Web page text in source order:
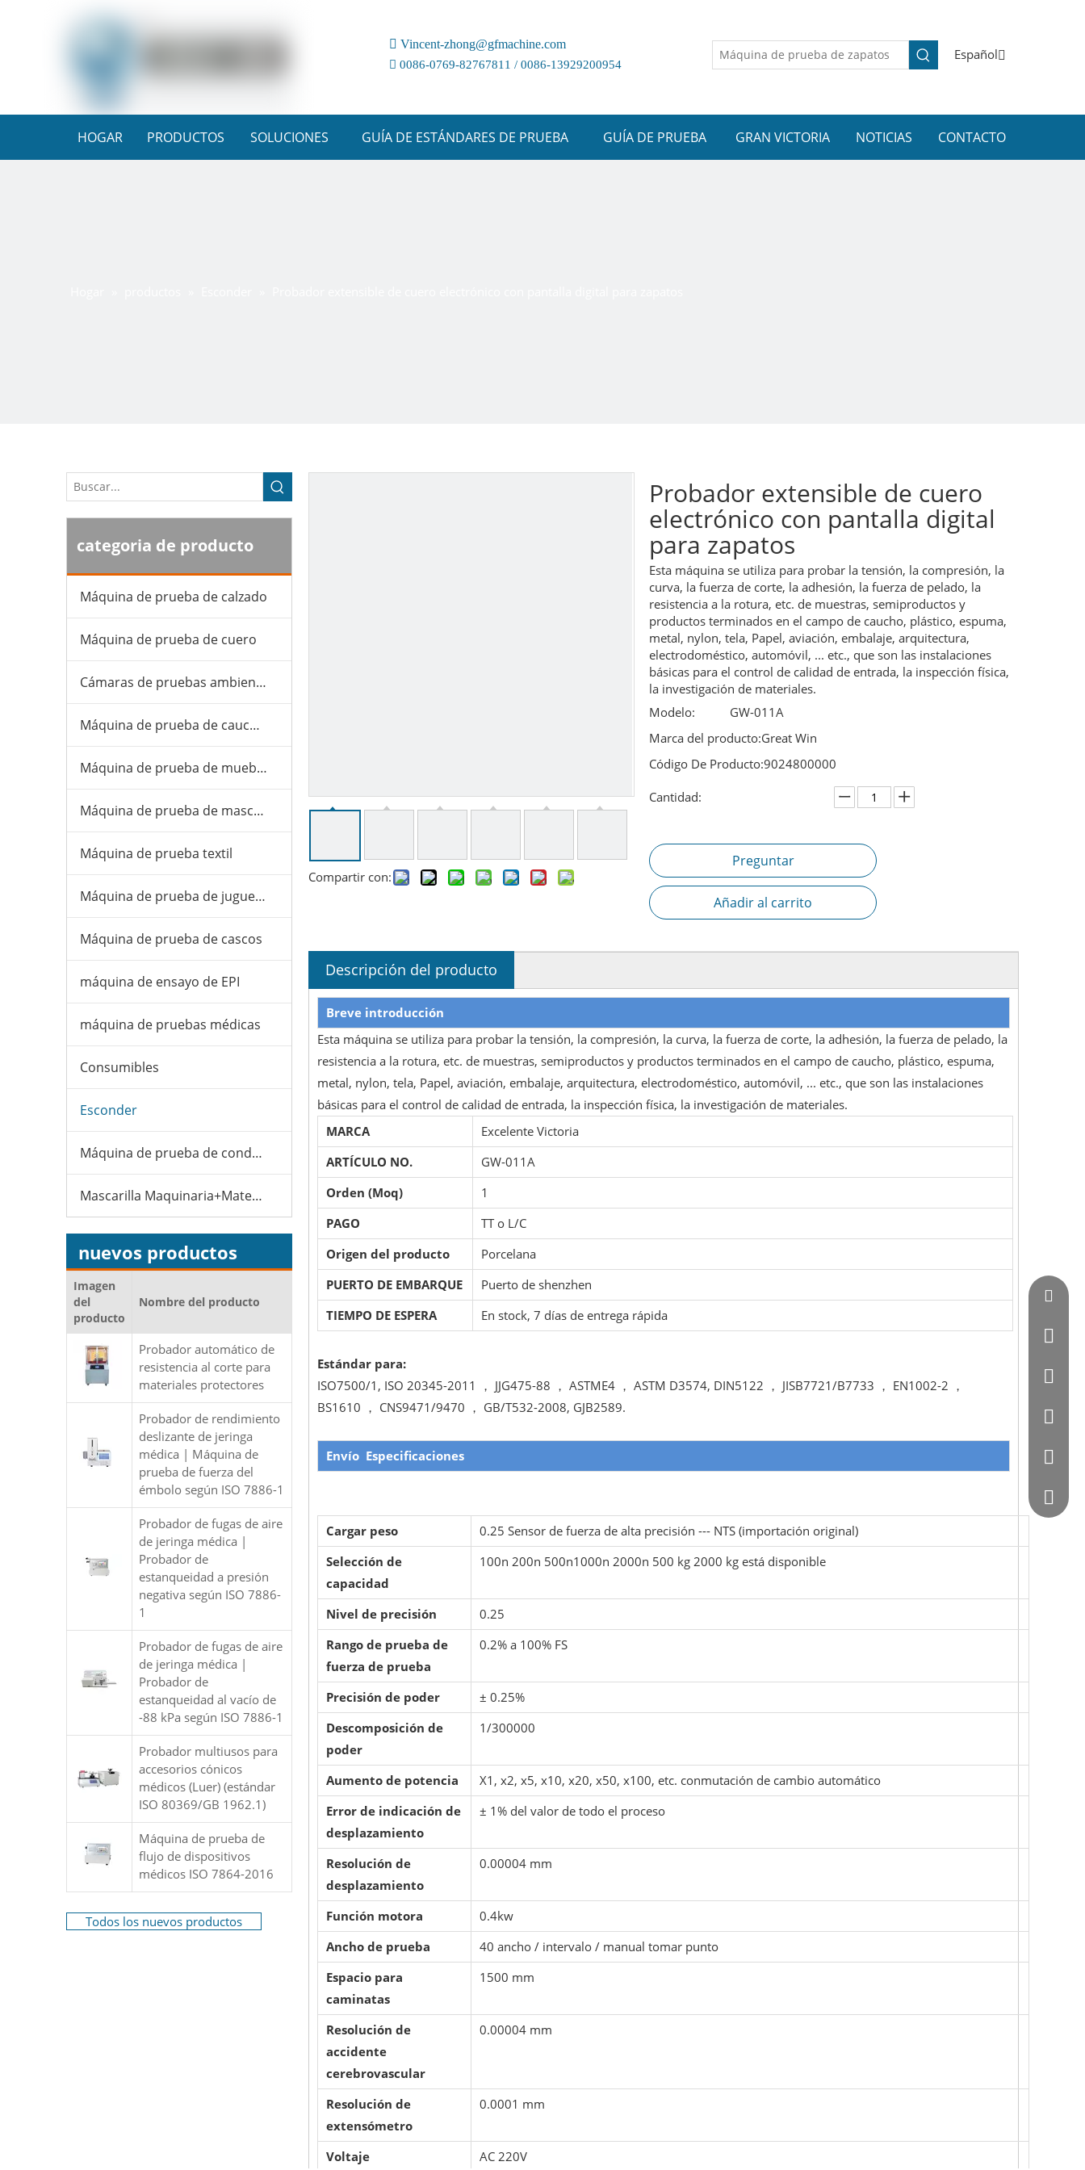
 Vincent-zhong@gfmachine.com
 0086-0769-82767811 / 0086-13929200954
Español
HOGAR PRODUCTOS SOLUCIONES GUÍA DE ESTÁNDARES DE PRUEBA GUÍA DE PRUEBA GRAN VICTORIA NOTICIAS CONTACTO
categoria de producto
Máquina de prueba de calzado
Máquina de prueba de cuero
Cámaras de pruebas ambientales
Máquina de prueba de caucho y plástico
Máquina de prueba de muebles
Máquina de prueba de mascarillas
Máquina de prueba textil
Máquina de prueba de juguetes
Máquina de prueba de cascos
máquina de ensayo de EPI
máquina de pruebas médicas
Consumibles
Esconder
Máquina de prueba de condones
Mascarilla Maquinaria+Material
nuevos productos
Imagen
del
producto
Nombre del producto
Probador automático de
resistencia al corte para
materiales protectores
Probador de rendimiento
deslizante de jeringa
médica | Máquina de
prueba de fuerza del
émbolo según ISO 7886-1
Probador de fugas de aire
de jeringa médica |
Probador de
estanqueidad a presión
negativa según ISO 7886-
1
Probador de fugas de aire
de jeringa médica |
Probador de
estanqueidad al vacío de
-88 kPa según ISO 7886-1
Probador multiusos para
accesorios cónicos
médicos (Luer) (estándar
ISO 80369/GB 1962.1)
Máquina de prueba de
flujo de dispositivos
médicos ISO 7864-2016
Todos los nuevos productos
Compartir con:
Probador extensible de cuero
electrónico con pantalla digital
para zapatos
Esta máquina se utiliza para probar la tensión, la compresión, la
curva, la fuerza de corte, la adhesión, la fuerza de pelado, la
resistencia a la rotura, etc. de muestras, semiproductos y
productos terminados en el campo de caucho, plástico, espuma,
metal, nylon, tela, Papel, aviación, embalaje, arquitectura,
electrodoméstico, automóvil, ... etc., que son las instalaciones
básicas para el control de calidad de entrada, la inspección física,
la investigación de materiales.
Modelo:
GW-011A
Marca del producto:Great Win
Código De Producto:9024800000
Cantidad:
Preguntar
Añadir al carrito
Descripción del producto
Breve introducción
Esta máquina se utiliza para probar la tensión, la compresión, la curva, la fuerza de corte, la adhesión, la fuerza de pelado, la
resistencia a la rotura, etc. de muestras, semiproductos y productos terminados en el campo de caucho, plástico, espuma,
metal, nylon, tela, Papel, aviación, embalaje, arquitectura, electrodoméstico, automóvil, ... etc., que son las instalaciones
básicas para el control de calidad de entrada, la inspección física, la investigación de materiales.
MARCA
Excelente Victoria
ARTÍCULO NO.
GW-011A
Orden (Moq)
1
PAGO
TT o L/C
Origen del producto
Porcelana
PUERTO DE EMBARQUE
Puerto de shenzhen
TIEMPO DE ESPERA
En stock, 7 días de entrega rápida
Estándar para:
ISO7500/1, ISO 20345-2011 ， JJG475-88 ， ASTME4 ， ASTM D3574, DIN5122 ， JISB7721/B7733 ， EN1002-2 ，
BS1610 ， CNS9471/9470 ， GB/T532-2008, GJB2589.
Envío Especificaciones
Cargar peso
0.25 Sensor de fuerza de alta precisión --- NTS (importación original)
Selección de
capacidad
100n 200n 500n1000n 2000n 500 kg 2000 kg está disponible
Nivel de precisión
0.25
Rango de prueba de
fuerza de prueba
0.2% a 100% FS
Precisión de poder
± 0.25%
Descomposición de
poder
1/300000
Aumento de potencia
X1, x2, x5, x10, x20, x50, x100, etc. conmutación de cambio automático
Error de indicación de
desplazamiento
± 1% del valor de todo el proceso
Resolución de
desplazamiento
0.00004 mm
Función motora
0.4kw
Ancho de prueba
40 ancho / intervalo / manual tomar punto
Espacio para
caminatas
1500 mm
Resolución de
accidente
cerebrovascular
0.00004 mm
Resolución de
extensómetro
0.0001 mm
Voltaje
AC 220V